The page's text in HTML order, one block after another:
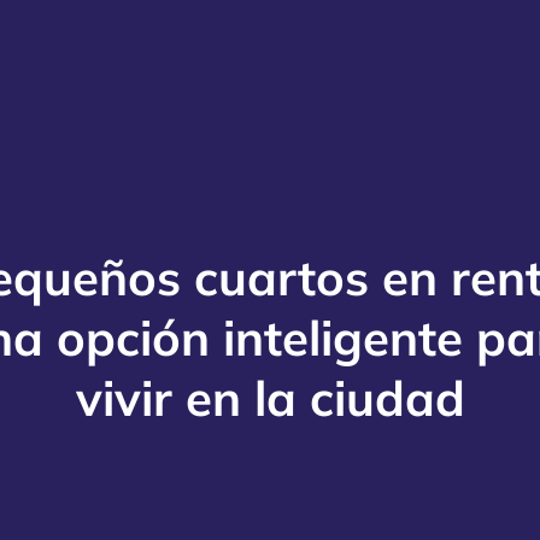
cuartos en
opción inteligente
vivir en la ciudad